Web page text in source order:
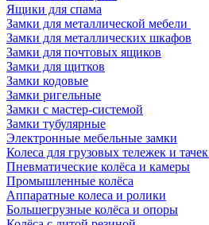
Ящики для спама
Замки для металлической мебели
Замки для металлических шкафов
Замки для почтовых ящиков
Замки для щитков
Замки кодовые
Замки ригельные
Замки с мастер-системой
Замки тубулярные
Электронные мебельные замки
Колеса для грузовых тележек и тачек
Пневматические колёса и камеры
Промышленные колёса
Аппаратные колеса и ролики
Большегрузные колёса и опоры